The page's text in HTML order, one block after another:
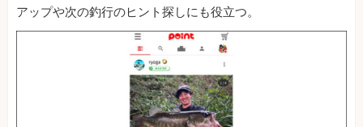
アップや次の釣行のヒント探しにも役立つ。